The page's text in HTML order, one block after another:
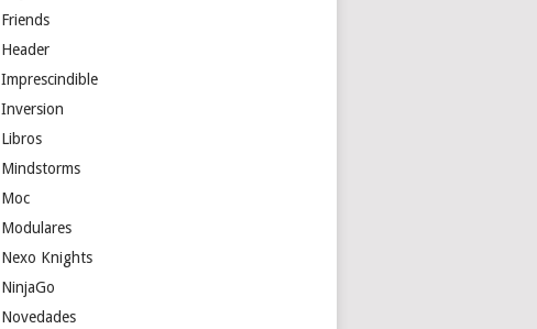
Friends
Header
Imprescindible
Inversion
Libros
Mindstorms
Moc
Modulares
Nexo Knights
NinjaGo
Novedades